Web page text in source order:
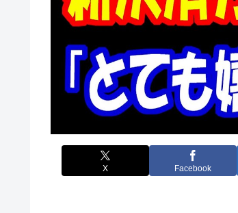
X Facebook